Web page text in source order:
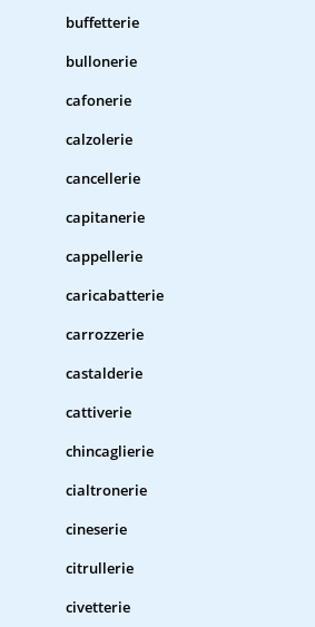
buffetterie
bullonerie
cafonerie
calzolerie
cancellerie
capitanerie
cappellerie
caricabatterie
carrozzerie
castalderie
cattiverie
chincaglierie
cialtronerie
cineserie
citrullerie
civetterie